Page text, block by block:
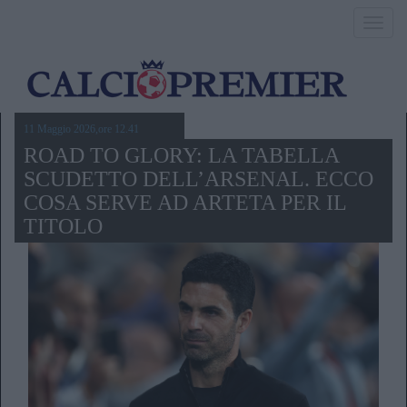
11 Maggio 2026,ore 12.41
ROAD TO GLORY: LA TABELLA
SCUDETTO DELL’ARSENAL. ECCO
COSA SERVE AD ARTETA PER IL
TITOLO